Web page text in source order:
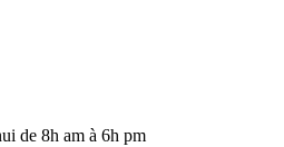
de 8h am à 6h pm